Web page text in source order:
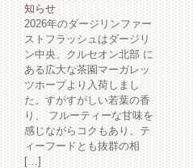
知らせ
2026年のダージリンファー
ストフラッシュはダージリ
ン中央、クルセオン北部 に
ある広大な茶園マーガレッ
ツホープより入荷しまし
た。すがすがしい若葉の香
り、 フルーティーな甘味を
感じながらコクもあり、テ
ィーフードとも抜群の相
[…]